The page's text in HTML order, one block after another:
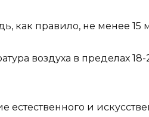
как правило, не менее 15
воздуха в пределах
естественного и